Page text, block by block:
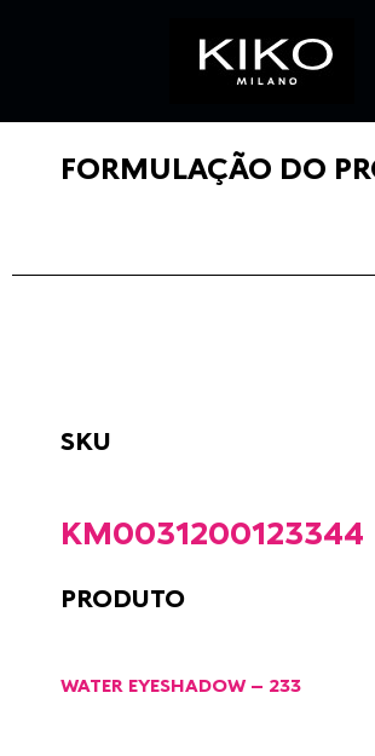
FORMULAÇÃO DO
SKU
KM0031200123344
PRODUTO
WATER EYESHADOW – 233